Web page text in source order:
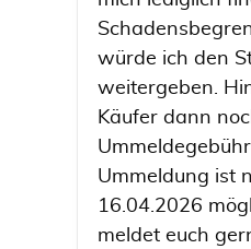
würde ich den
weitergeben.
Käufer dann
Ummeldung ist
16.04.2026
meldet euch